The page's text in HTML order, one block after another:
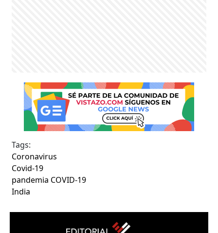
Tags:
Coronavirus
Covid-19
pandemia COVID-19
India